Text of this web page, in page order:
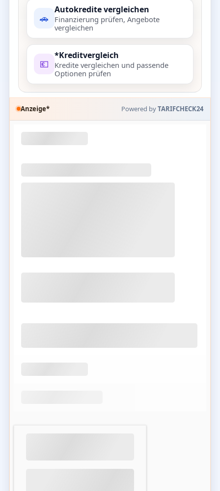
🚗
Autokredite vergleichen
Finanzierung prüfen, Angebote
vergleichen
💶
*Kreditvergleich
Kredite vergleichen und passende
Optionen prüfen
Anzeige* Powered byTARIFCHECK24